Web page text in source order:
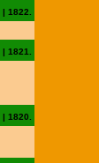
| 1822.
| 1821.
| 1820.